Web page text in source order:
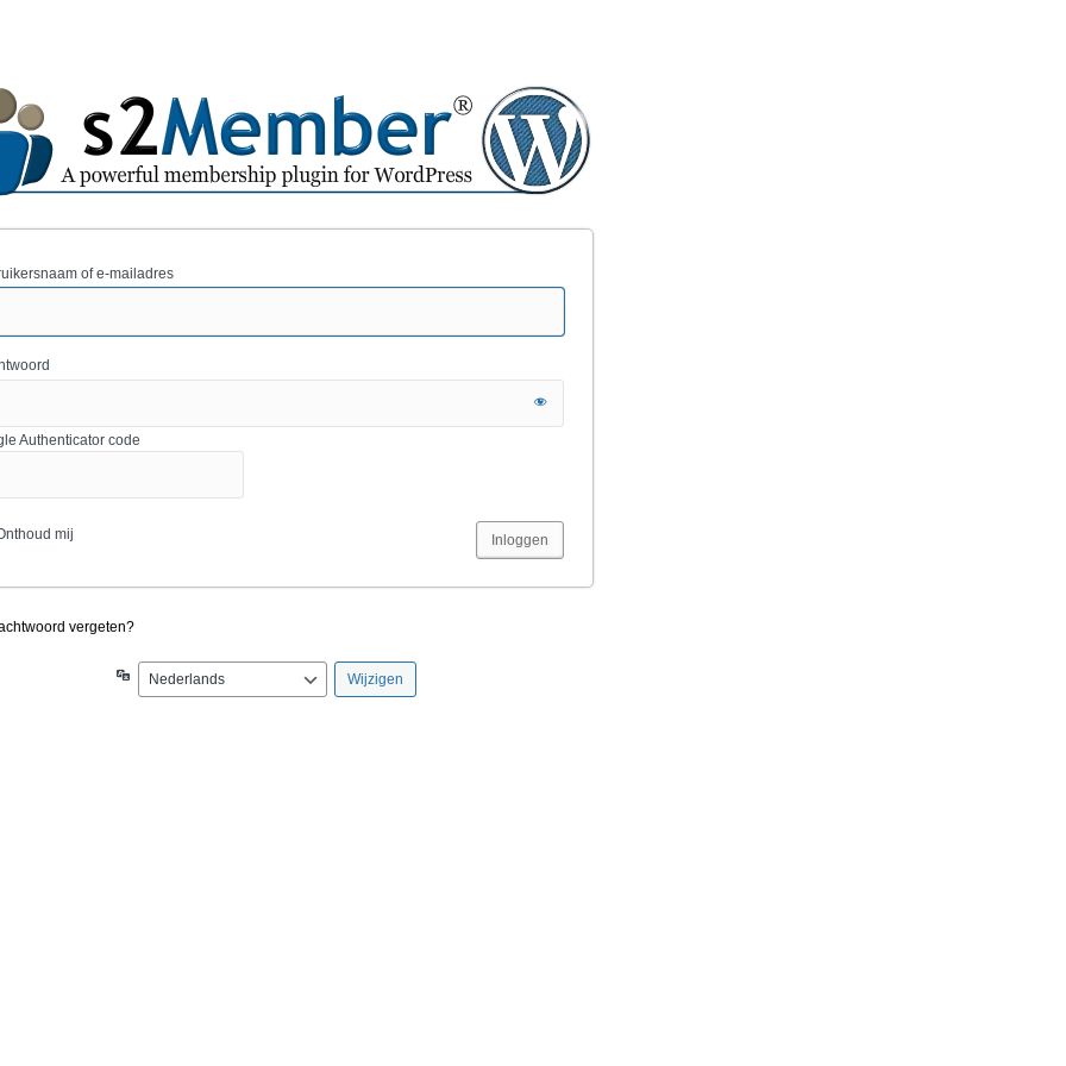
of e-mailadres
Authenticator code
mij
vergeten?
Taal